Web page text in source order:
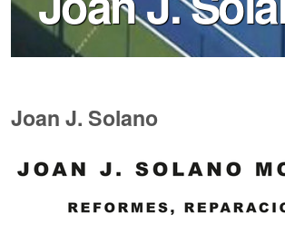
Joan J. Solano